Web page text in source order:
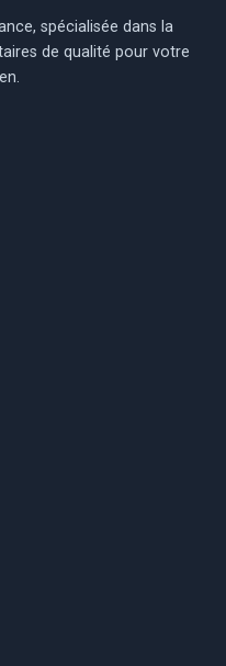
spécialisée dans la
de qualité pour votre